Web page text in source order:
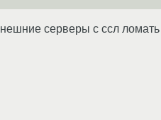
серверы с ссл ломать